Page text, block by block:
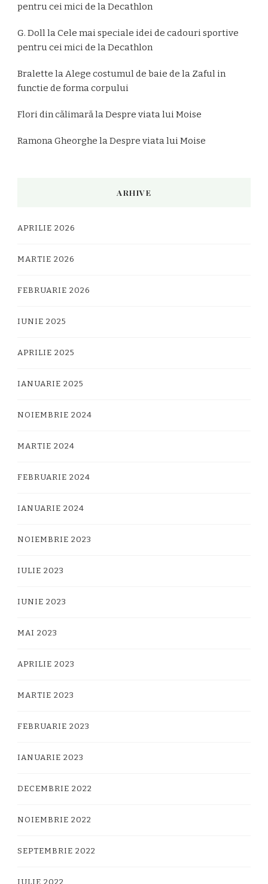
pentru cei mici de la Decathlon
G. DolllaCele mai speciale idei de cadouri sportive
pentru cei mici de la Decathlon
Bralette laAlege costumul de baie de la Zaful in
functie de forma corpului
Flori din călimarălaDespre viata lui Moise
Ramona Gheorghe laDespre viata lui Moise
ARHIVE
APRILIE 2026
MARTIE 2026
FEBRUARIE 2026
IUNIE 2025
APRILIE 2025
IANUARIE 2025
NOIEMBRIE 2024
MARTIE 2024
FEBRUARIE 2024
IANUARIE 2024
NOIEMBRIE 2023
IULIE 2023
IUNIE 2023
MAI 2023
APRILIE 2023
MARTIE 2023
FEBRUARIE 2023
IANUARIE 2023
DECEMBRIE 2022
NOIEMBRIE 2022
SEPTEMBRIE 2022